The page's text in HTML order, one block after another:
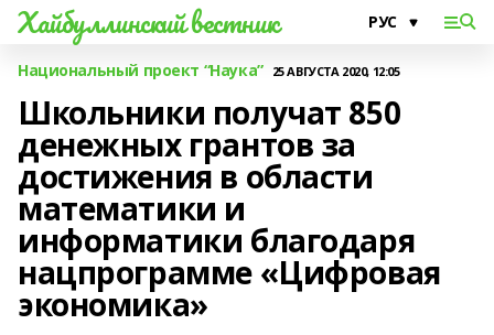
Хайбуллинский вестник
Национальный проект “Наука” 25 АВГУСТА 2020, 12:05
Школьники получат 850
денежных грантов за
достижения в области
математики и
информатики благодаря
нацпрограмме «Цифровая
экономика»